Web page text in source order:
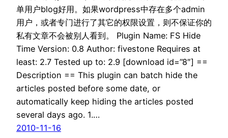
单用户blog好用。如果wordpress中存在多个admin
用户，或者专门进行了其它的权限设置，则不保证你的
私有文章不会被别人看到。 Plugin Name: FS Hide
Time Version: 0.8 Author: fivestone Requires at
least: 2.7 Tested up to: 2.9 [download id=”8″] ==
Description == This plugin can batch hide the
articles posted before some date, or
automatically keep hiding the articles posted
several days ago. 1.…
2010-11-16